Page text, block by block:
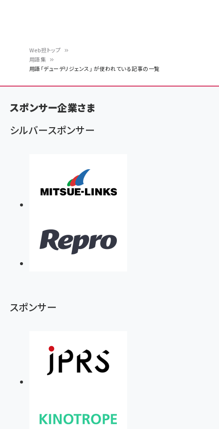
ン
く
ず
Web担トップ
用語集
用語「デューデリジェンス」 が使われている記事の一覧
スポンサー企業さま
シルバースポンサー
スポンサー